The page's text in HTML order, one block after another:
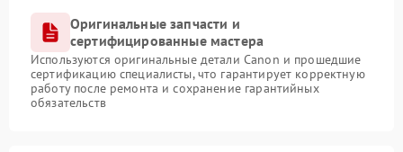
Оригинальные запчасти и
сертифицированные мастера
Используются оригинальные детали Canon и прошедшие
сертификацию специалисты, что гарантирует корректную
работу после ремонта и сохранение гарантийных
обязательств